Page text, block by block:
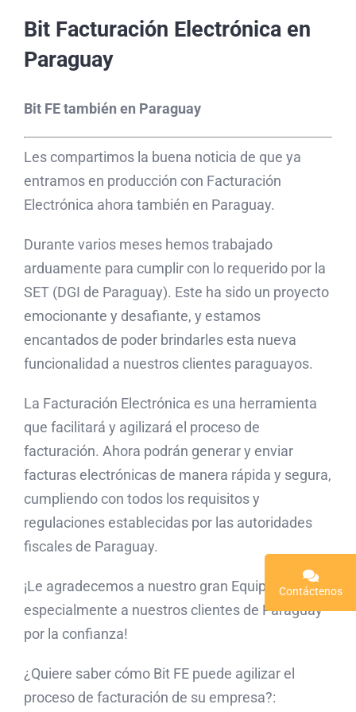
Contáctenos
Bit Facturación Electrónica en
Paraguay
Bit FE también en Paraguay
Les compartimos la buena noticia de que ya
entramos en producción con Facturación
Electrónica ahora también en Paraguay.
Durante varios meses hemos trabajado
arduamente para cumplir con lo requerido por la
SET (DGI de Paraguay). Este ha sido un proyecto
emocionante y desafiante, y estamos
encantados de poder brindarles esta nueva
funcionalidad a nuestros clientes paraguayos.
La Facturación Electrónica es una herramienta
que facilitará y agilizará el proceso de
facturación. Ahora podrán generar y enviar
facturas electrónicas de manera rápida y segura,
cumpliendo con todos los requisitos y
regulaciones establecidas por las autoridades
fiscales de Paraguay.
¡Le agradecemos a nuestro gran Equipo Bit y
especialmente a nuestros clientes de Paraguay
por la confianza!
¿Quiere saber cómo Bit FE puede agilizar el
proceso de facturación de su empresa?: